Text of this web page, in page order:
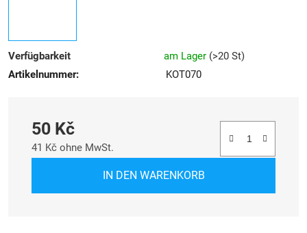
Verfügbarkeit am Lager (>20 St)
Artikelnummer:
KOT070
50 Kč
41 Kč ohne MwSt.
IN DEN WARENKORB